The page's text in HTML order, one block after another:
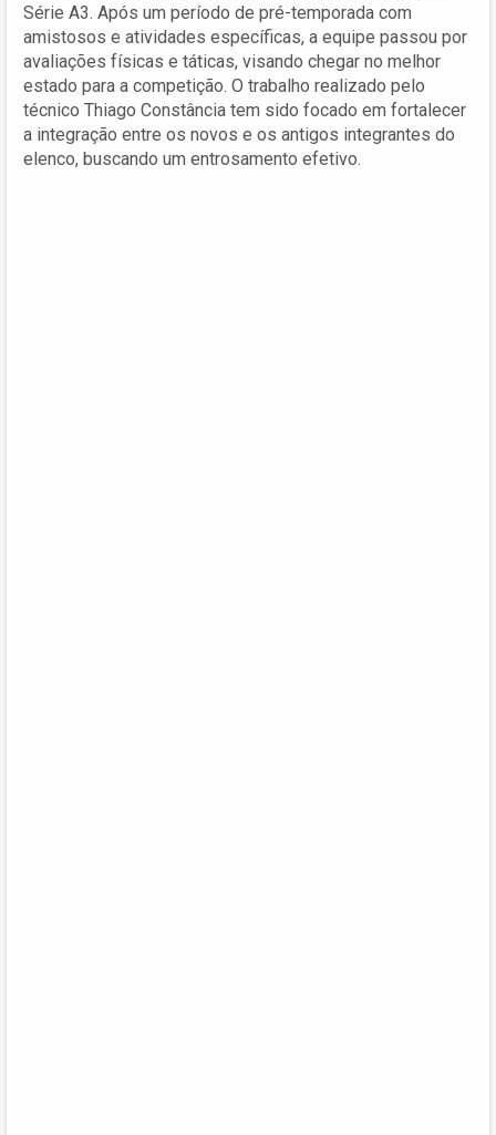
Série A3. Após um período de pré-temporada com
amistosos e atividades específicas, a equipe passou por
avaliações físicas e táticas, visando chegar no melhor
estado para a competição. O trabalho realizado pelo
técnico Thiago Constância tem sido focado em fortalecer
a integração entre os novos e os antigos integrantes do
elenco, buscando um entrosamento efetivo.